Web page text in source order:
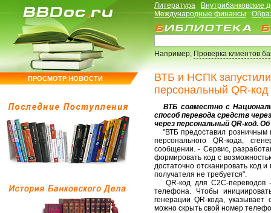
ПРОСМОТР НОВОСТИ
Литература
Внутрибанковские
Международные финансы
Например,Проверка клиентов
ВТБ и НСПК
персональный QR-код
ВТБ совместно с
способ перевода средств
через персональный QR-код.
"ВТБ предоставил розничным
персонального QR-кода,
сообщении. - Сервис,
формировать код с
достаточно отсканировать код
получателя не требуется".
QR-код для C2C-переводов
телефона. Чтобы
генерации QR-кода,
можно скрыть свой номер